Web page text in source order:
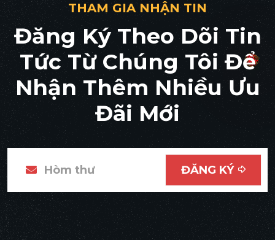
THAM GIA NHẬN TIN
Đăng Ký Theo Dõi Tin
Tức Từ Chúng Tôi Để
Nhận Thêm Nhiều Ưu
Đãi Mới
ĐĂNG KÝ